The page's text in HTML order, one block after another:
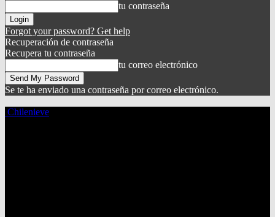
tu contraseña
Forgot your password? Get help
Recuperación de contraseña
Recupera tu contraseña
tu correo electrónico
Se te ha enviado una contraseña por correo electrónico.
Chilenieve